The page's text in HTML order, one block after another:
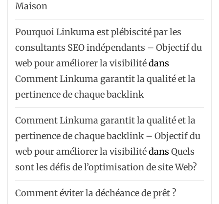
Maison
Pourquoi Linkuma est plébiscité par les
consultants SEO indépendants – Objectif du
web pour améliorer la visibilitédans
Comment Linkuma garantit la qualité et la
pertinence de chaque backlink
Comment Linkuma garantit la qualité et la
pertinence de chaque backlink – Objectif du
web pour améliorer la visibilitédans Quels
sont les défis de l’optimisation de site Web?
Comment éviter la déchéance de prêt ?